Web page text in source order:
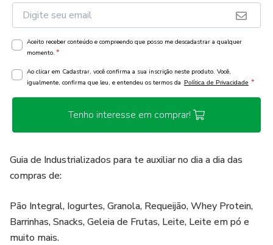
Aceito receber conteúdo e compreendo que posso me descadastrar a qualquer
momento. *
Ao clicar em Cadastrar, você confirma a sua inscrição neste produto. Você,
igualmente, confirma que leu, e entendeu os termos da Política de Privacidade *
Tenho interesse em comprar!
Guia de Industrializados para te auxiliar no dia a dia das
compras de:
Pão Integral, Iogurtes, Granola, Requeijão, Whey Protein,
Barrinhas, Snacks, Geleia de Frutas, Leite, Leite em pó e
muito mais.